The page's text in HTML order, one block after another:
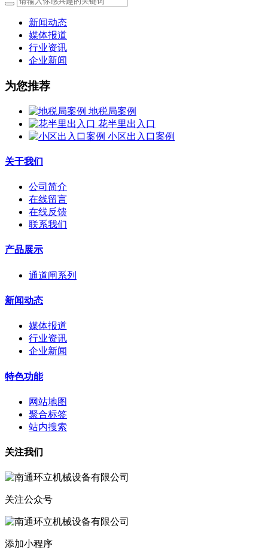
新闻动态
媒体报道
行业资讯
企业新闻
为您推荐
地税局案例
花半里出入口
小区出入口案例
关于我们
公司简介
在线留言
在线反馈
联系我们
产品展示
通道闸系列
新闻动态
媒体报道
行业资讯
企业新闻
特色功能
网站地图
聚合标签
站内搜索
关注我们
关注公众号
添加小程序